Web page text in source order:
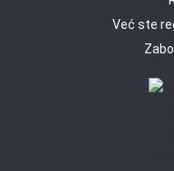
Već ste